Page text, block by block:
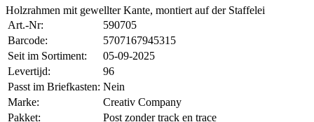
Holzrahmen mit gewellter Kante, montiert auf der Staffelei
Art.-Nr:
590705
Barcode:
5707167945315
Seit im Sortiment:
05-09-2025
Levertijd:
96
Passt im Briefkasten: Nein
Marke:
Creativ Company
Pakket:
Post zonder track en trace